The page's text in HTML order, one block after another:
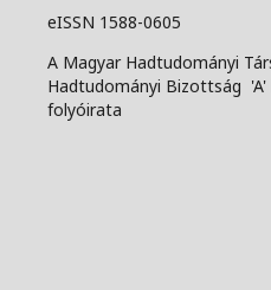
eISSN 1588-0605
A Magyar Hadtudományi
Hadtudományi Bizottság
folyóirata